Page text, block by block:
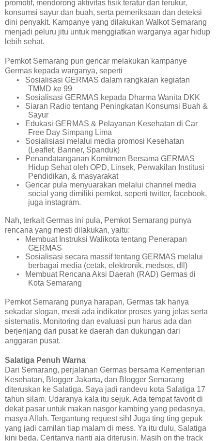
promotif, mendorong aktivitas fisik teratur dan terukur,
konsumsi sayur dan buah, serta pemeriksaan dan deteksi
dini penyakit. Kampanye yang dilakukan Walkot Semarang
menjadi peluru jitu untuk menggiatkan warganya agar hidup
lebih sehat.
Pemkot Semarang pun gencar melakukan kampanye
Germas kepada warganya, seperti
•
Sosialisasi GERMAS dalam rangkaian kegiatan
TMMD ke 99
•
Sosialisasi GERMAS kepada Dharma Wanita DKK
•
Siaran Radio tentang Peningkatan Konsumsi Buah &
Sayur
•
Edukasi GERMAS & Pelayanan Kesehatan di Car
Free Day Simpang Lima
•
Sosialisiasi melalui media promosi Kesehatan
(Leaflet, Banner, Spanduk)
•
Penandatanganan Komitmen Bersama GERMAS
Hidup Sehat oleh OPD, Linsek, Perwakilan Institusi
Pendidikan, & masyarakat
•
Gencar pula menyuarakan melalui channel media
social yang dimiliki pemkot, seperti twitter, facebook,
juga instagram.
Nah, terkait Germas ini pula, Pemkot Semarang punya
rencana yang mesti dilakukan, yaitu:
•
Membuat Instruksi Walikota tentang Penerapan
GERMAS
•
Sosialisasi secara massif tentang GERMAS melalui
berbagai media (cetak, elektronik, medsos, dll)
•
Membuat Rencana Aksi Daerah (RAD) Germas di
Kota Semarang
Pemkot Semarang punya harapan, Germas tak hanya
sekadar slogan, mesti ada indikator proses yang jelas serta
sistematis. Monitoring dan evaluasi pun harus ada dan
berjenjang dari pusat ke daerah dan dukungan dari
anggaran pusat.
Salatiga Penuh Warna
Dari Semarang, perjalanan Germas bersama Kementerian
Kesehatan, Blogger Jakarta, dan Blogger Semarang
diteruskan ke Salatiga. Saya jadi randevu kota Salatiga 17
tahun silam. Udaranya kala itu sejuk. Ada tempat favorit di
dekat pasar untuk makan nasgor kambing yang pedasnya,
masya Allah. Tergantung request sih! Juga ting ting gepuk
yang jadi camilan tiap malam di mess. Ya itu dulu, Salatiga
kini beda. Ceritanya nanti aja diterusin. Masih on the track